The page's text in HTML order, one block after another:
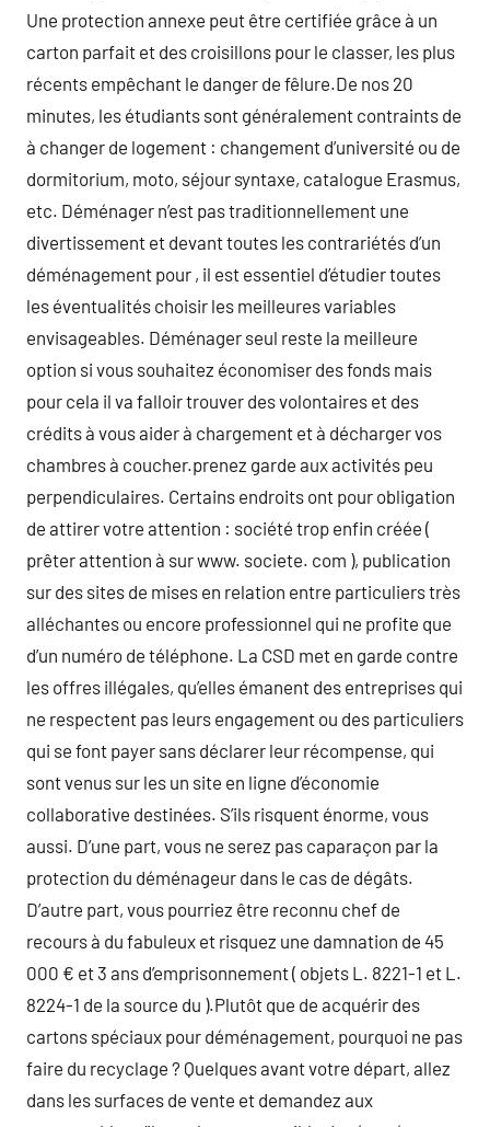
Une protection annexe peut être certifiée grâce à un
carton parfait et des croisillons pour le classer, les plus
récents empêchant le danger de fêlure.De nos 20
minutes, les étudiants sont généralement contraints de
à changer de logement : changement d’université ou de
dormitorium, moto, séjour syntaxe, catalogue Erasmus,
etc. Déménager n’est pas traditionnellement une
divertissement et devant toutes les contrariétés d’un
déménagement pour , il est essentiel d’étudier toutes
les éventualités choisir les meilleures variables
envisageables. Déménager seul reste la meilleure
option si vous souhaitez économiser des fonds mais
pour cela il va falloir trouver des volontaires et des
crédits à vous aider à chargement et à décharger vos
chambres à coucher.prenez garde aux activités peu
perpendiculaires. Certains endroits ont pour obligation
de attirer votre attention : société trop enfin créée (
prêter attention à sur www. societe. com ), publication
sur des sites de mises en relation entre particuliers très
alléchantes ou encore professionnel qui ne profite que
d’un numéro de téléphone. La CSD met en garde contre
les offres illégales, qu’elles émanent des entreprises qui
ne respectent pas leurs engagement ou des particuliers
qui se font payer sans déclarer leur récompense, qui
sont venus sur les un site en ligne d’économie
collaborative destinées. S’ils risquent énorme, vous
aussi. D’une part, vous ne serez pas caparaçon par la
protection du déménageur dans le cas de dégâts.
D’autre part, vous pourriez être reconnu chef de
recours à du fabuleux et risquez une damnation de 45
000 € et 3 ans d’emprisonnement ( objets L. 8221-1 et L.
8224-1 de la source du ).Plutôt que de acquérir des
cartons spéciaux pour déménagement, pourquoi ne pas
faire du recyclage ? Quelques avant votre départ, allez
dans les surfaces de vente et demandez aux